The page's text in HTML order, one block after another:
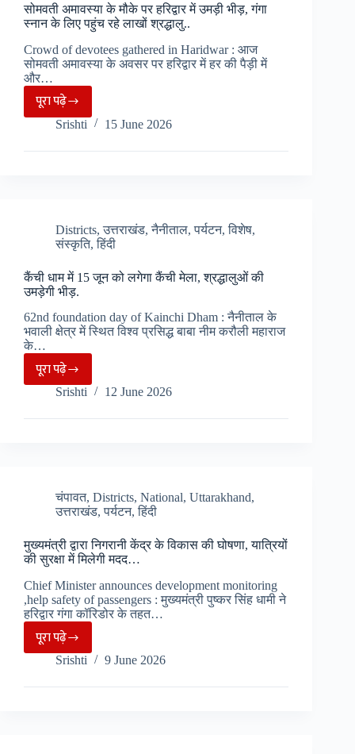
सहयोग,
तक
2
टन
कचरा
गौरीकुंड
ला
सोमवती अमावस्या के मौके पर हरिद्वार में उमड़ी भीड़, गंगा
स्नान के लिए पहुंच रहे लाखों श्रद्धालु..
Crowd of devotees gathered in Haridwar : आज
सोमवती अमावस्या के अवसर पर हरिद्वार में हर की पैड़ी में
और…
पूरा पढ़ेसोमवती
अमावस्या
के
में
उमड़ी
भीड़,
गंगा
स्नान
के
लिए
पहुंच
रहे
Srishti 15 June 2026
Districts,उत्तराखंड,नैनीताल,पर्यटन,विशेष,
संस्कृति,हिंदी
कैंची धाम में 15 जून को लगेगा कैंची मेला, श्रद्धालुओं की
उमड़ेगी भीड़.
62nd foundation day of Kainchi Dham : नैनीताल के
भवाली क्षेत्र में स्थित विश्व प्रसिद्ध बाबा नीम करौली महाराज
के…
पूरा पढ़ेकैंची
धाम
में
लगेगा
कैंची
मेला,
श्रद्धालुओं
की
उमड़ेगी
भीड़.
Srishti 12 June 2026
चंपावत, Districts, National, Uttarakhand,
उत्तराखंड,पर्यटन,हिंदी
मुख्यमंत्री द्वारा निगरानी केंद्र के विकास की घोषणा, यात्रियों
की सुरक्षा में मिलेगी मदद…
Chief Minister announces development monitoring
,help safety of passengers : मुख्यमंत्री पुष्कर सिंह धामी ने
हरिद्वार गंगा कॉरिडोर के तहत…
पूरा पढ़ेमुख्यमंत्री
द्वारा
निगरानी
Srishti 9 June 2026